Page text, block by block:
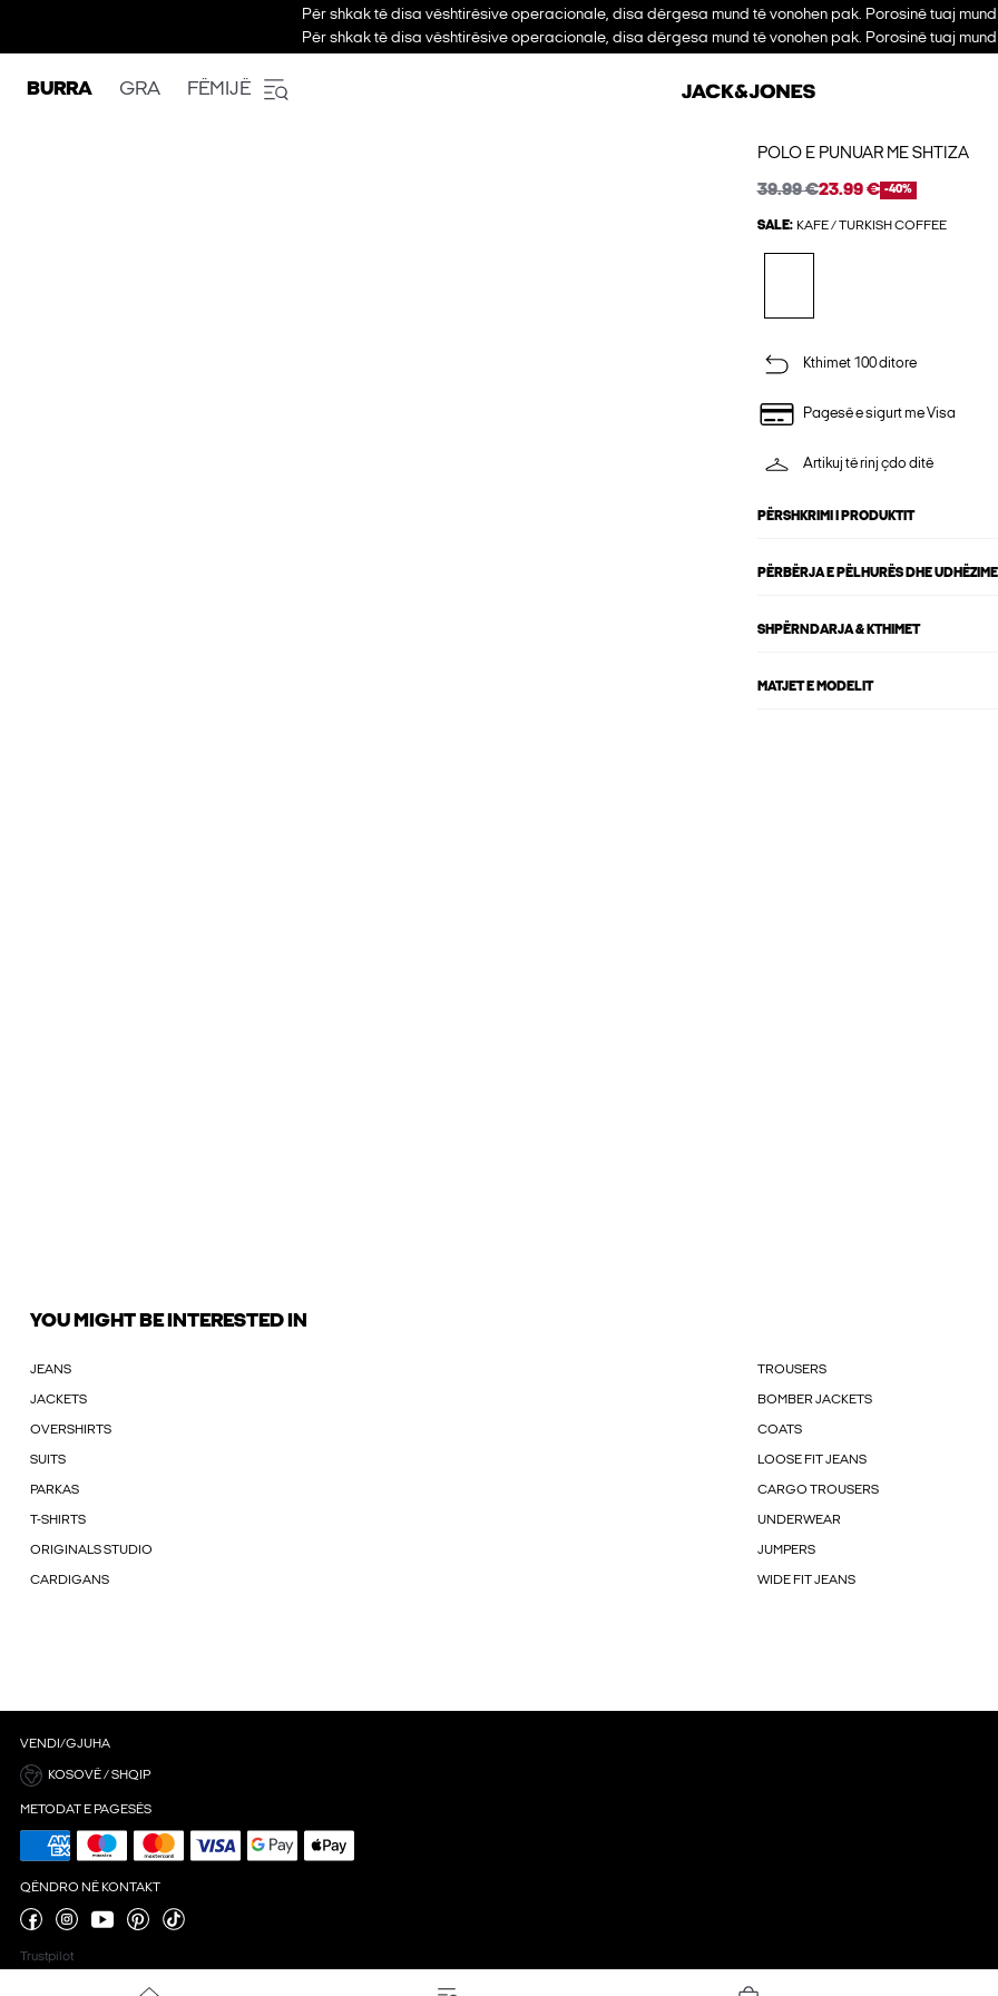
Për shkak të disa vështirësive operacionale, disa dërgesa mund të vonohen pak. Porosinë tuaj
Për shkak të disa vështirësive operacionale, disa dërgesa mund të vonohen pak. Porosinë tuaj
BURRA GRA FËMIJË
POLO E PUNUAR ME SHTIZA
39.99 €23.99 € -40%
SALE: KAFE / TURKISH COFFEE
Kthimet 100 ditore
Pagesë e sigurt me Visa
Artikuj të rinj çdo ditë
PËRSHKRIMI I PRODUKTIT
PËRBËRJA E PËLHURËS DHE
SHPËRNDARJA & KTHIMET
MATJET E MODELIT
YOU MIGHT BE INTERESTED IN
JEANS TROUSERS
JACKETS BOMBER JACKETS
OVERSHIRTS COATS
SUITS LOOSE FIT JEANS
PARKAS CARGO TROUSERS
T-SHIRTS UNDERWEAR
ORIGINALS STUDIO JUMPERS
CARDIGANS WIDE FIT JEANS
VENDI/GJUHA
KOSOVË / SHQIP
METODAT E PAGESËS
QËNDRO NË KONTAKT
Trustpilot